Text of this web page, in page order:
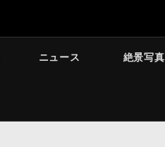
ニュース 絶景写真